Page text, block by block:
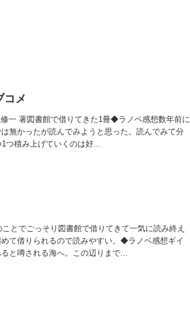
コメ
一 著図書館で借りてきた1冊◆ラノベ感想数年前に
無かったが読んでみようと思った。読んでみて分
つ積み上げていくのは好...
でごっそり図書館で借りてきて一気に読み終え
て借りられるので読みやすい。◆ラノベ感想ギイ
と噂される海へ。この辺りまで...